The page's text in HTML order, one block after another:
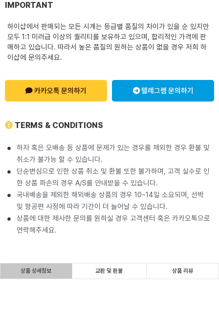
IMPORTANT
하이샵에서 판매되는 모든 시계는 등급별 품질의 차이가 있을 순 있지만
모두 1:1 미러급 이상의 퀄리티를 보유하고 있으며, 합리적인 가격에 판
매하고 있습니다. 따라서 높은 품질의 원하는 상품이 없을 경우 저희 하
이샵에 문의주세요.
카카오톡 문의하기 텔레그램 문의하기
TERMS & CONDITIONS
하자 혹은 오배송 등 상품에 문제가 있는 경우를 제외한 경우 환불 및
취소가 불가능 할 수 있습니다.
단순변심으로 인한 상품 취소 및 환불 또한 불가하며, 고객 실수로 인
한 상품 파손의 경우 A/S를 안내받을 수 있습니다.
국내배송을 제외한 해외배송 상품의 경우 10~14일 소요되며, 선박
및 항공편 사정에 따라 기간이 더 늘어날 수 있습니다.
상품에 대한 제사한 문의를 원하실 경우 고객센터 혹은 카카오톡으로
연락해주세요.
상품 상세정보 교환 및 환불 상품 리뷰